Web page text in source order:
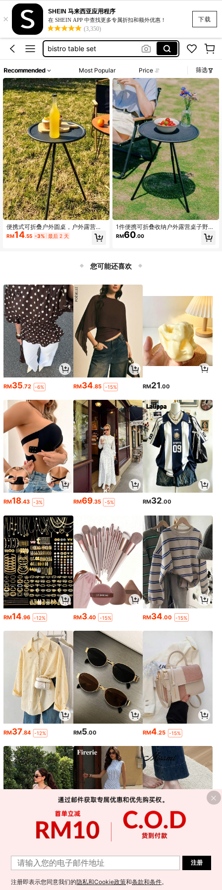
下载
×
SHEIN 马来西亚应用程序
在 SHEIN APP 中查找更多专属折扣和额外优惠！
(3,350)
复古连衣裙
table bistro
bistro table set
テラス用テーブル
复古连衣裙
table bistro
Recommended Most Popular Price 筛选
便携式可折叠户外圆桌，户外露营便
携折叠桌，可伸缩式户外露营桌 - 易
于组装，紧凑便携，高度可调，腿部
外折叠塑料桌，可调节高度户外家具
桌，易于安装露台家居桌子，便携式
RM14.55 -3% 最后 2 天
1件便携可折叠收纳户外露营桌子野餐
小圆桌郊游三脚架茶桌板
RM60.00
您可能还喜欢
RM35.72 -6% RM34.85 -15% RM21.00
RM18.43 -3% RM69.35 -5% RM32.00
RM14.96 -12% RM3.40 -15% RM34.00 -15%
RM37.84 -12% RM5.00 RM4.25 -15%
注册
注册即表示您同意我们的隐私和Cookie政策和条款和条件。